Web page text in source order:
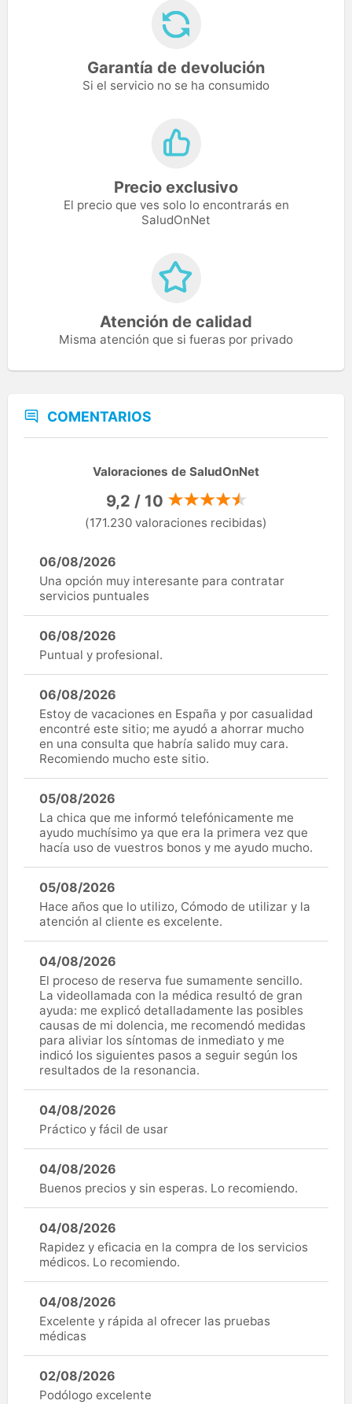
Garantía de devolución
Si el servicio no se ha consumido
Precio exclusivo
El precio que ves solo lo encontrarás en
SaludOnNet
Atención de calidad
Misma atención que si fueras por privado
COMENTARIOS
Valoraciones de SaludOnNet
9,2 / 10
(171.230 valoraciones recibidas)
06/08/2026
Una opción muy interesante para contratar
servicios puntuales
06/08/2026
Puntual y profesional.
06/08/2026
Estoy de vacaciones en España y por casualidad
encontré este sitio; me ayudó a ahorrar mucho
en una consulta que habría salido muy cara.
Recomiendo mucho este sitio.
05/08/2026
La chica que me informó telefónicamente me
ayudo muchísimo ya que era la primera vez que
hacía uso de vuestros bonos y me ayudo mucho.
05/08/2026
Hace años que lo utilizo, Cómodo de utilizar y la
atención al cliente es excelente.
04/08/2026
El proceso de reserva fue sumamente sencillo.
La videollamada con la médica resultó de gran
ayuda: me explicó detalladamente las posibles
causas de mi dolencia, me recomendó medidas
para aliviar los síntomas de inmediato y me
indicó los siguientes pasos a seguir según los
resultados de la resonancia.
04/08/2026
Práctico y fácil de usar
04/08/2026
Buenos precios y sin esperas. Lo recomiendo.
04/08/2026
Rapidez y eficacia en la compra de los servicios
médicos. Lo recomiendo.
04/08/2026
Excelente y rápida al ofrecer las pruebas
médicas
02/08/2026
Podólogo excelente